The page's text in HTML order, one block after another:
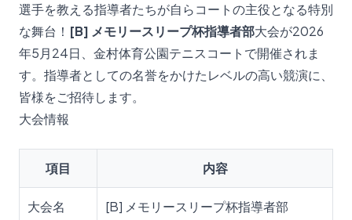
選手を教える指導者たちが自らコートの主役となる特別
な舞台！ [B] メモリースリープ杯指導者部大会が2026
年5月24日、金村体育公園テニスコートで開催されま
す。指導者としての名誉をかけたレベルの高い競演に、
皆様をご招待します。
大会情報
項目 内容
大会名 [B] メモリースリープ杯指導者部